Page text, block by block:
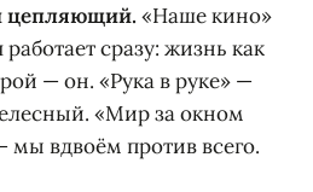
цепляющий. «Наше кино»
сразу: жизнь как
— он. «Рука в руке» —
«Мир за окном
мы вдвоём против всего.